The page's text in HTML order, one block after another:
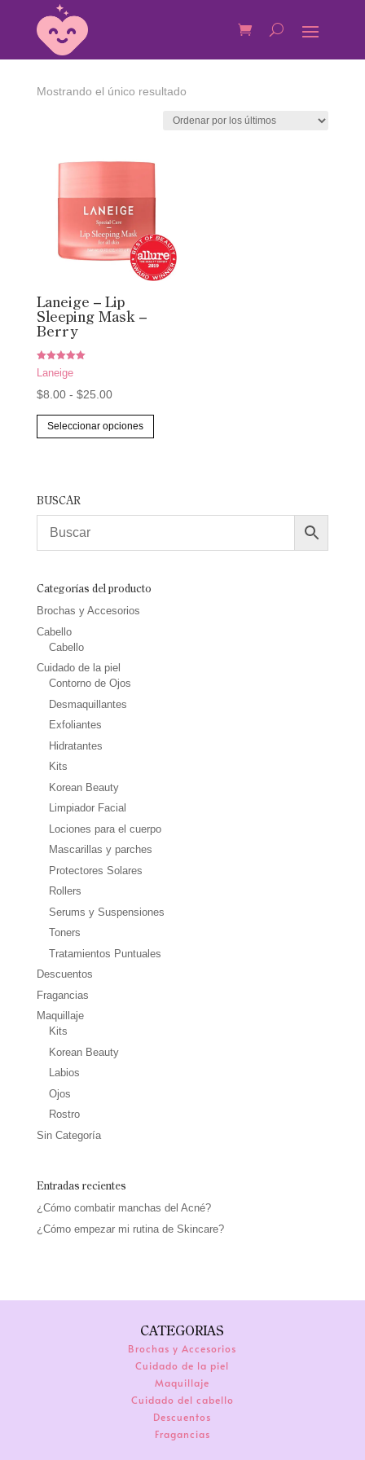
Mostrando el único resultado
Laneige – Lip
Sleeping Mask –
Berry
Valorado
con
de 5
Laneige
$8.00 - $25.00Rango
de
precios:
Seleccionar opciones
Este
producto
Las
BUSCAR
Categorías del producto
Brochas y Accesorios
Cabello
Cabello
Cuidado de la piel
Contorno de Ojos
Desmaquillantes
Exfoliantes
Hidratantes
Kits
Korean Beauty
Limpiador Facial
Lociones para el cuerpo
Mascarillas y parches
Protectores Solares
Rollers
Serums y Suspensiones
Toners
Tratamientos Puntuales
Descuentos
Fragancias
Maquillaje
Kits
Korean Beauty
Labios
Ojos
Rostro
Sin Categoría
Entradas recientes
¿Cómo combatir manchas del Acné?
¿Cómo empezar mi rutina de Skincare?
CATEGORIAS
Brochas y Accesorios
Cuidado de la piel
Maquillaje
Cuidado del cabello
Descuentos
Fragancias